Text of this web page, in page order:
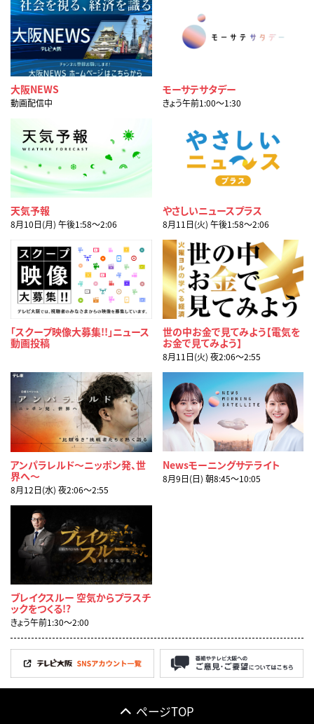
大阪NEWS
動画配信中
モーサテサタデー
きょう午前1:00〜1:30
天気予報
8月10日(月) 午後1:58〜2:06
やさしいニュースプラス
8月11日(火) 午後1:58〜2:06
「スクープ映像大募集!!」ニュース
動画投稿
世の中お金で見てみよう【電気を
お金で見てみよう】
8月11日(火) 夜2:06〜2:55
アンパラレルド～ニッポン発、世
界へ～
8月12日(水) 夜2:06〜2:55
Newsモーニングサテライト
8月9日(日) 朝8:45〜10:05
ブレイクスルー 空気からプラスチ
ックをつくる!?
きょう午前1:30〜2:00
ページTOP